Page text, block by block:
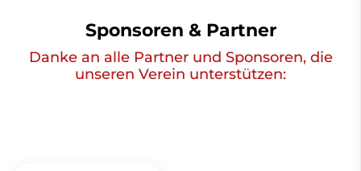
Sponsoren & Partner
Danke an alle Partner und Sponsoren, die
unseren Verein unterstützen: